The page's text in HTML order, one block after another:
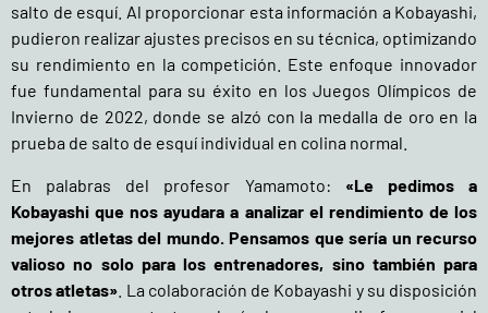
salto de esquí. Al proporcionar esta información a Kobayashi,
pudieron realizar ajustes precisos en su técnica, optimizando
su rendimiento en la competición. Este enfoque innovador
fue fundamental para su éxito en los Juegos Olímpicos de
Invierno de 2022, donde se alzó con la medalla de oro en la
prueba de salto de esquí individual en colina normal.
En palabras del profesor Yamamoto: «Le pedimos a
Kobayashi que nos ayudara a analizar el rendimiento de los
mejores atletas del mundo. Pensamos que sería un recurso
valioso no solo para los entrenadores, sino también para
otros atletas» . La colaboración de Kobayashi y su disposición